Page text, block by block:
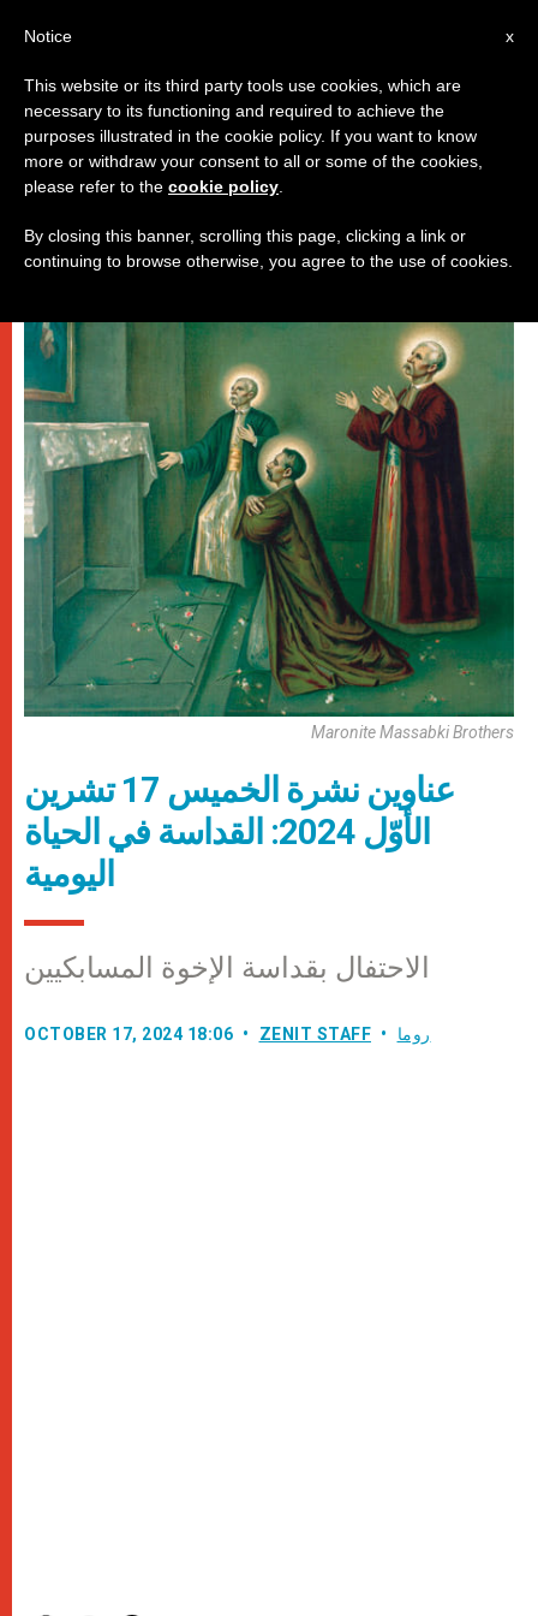
روما
Maronite Massabki Brothers
عناوين نشرة الخميس 17 تشرين
الأوّل 2024: القداسة في الحياة
اليومية
الاحتفال بقداسة الإخوة المسابكيين
OCTOBER 17, 2024 18:06 ZENIT STAFF روما
x
Notice
This website or its third party tools use cookies, which are
necessary to its functioning and required to achieve the
purposes illustrated in the cookie policy. If you want to know
more or withdraw your consent to all or some of the cookies,
please refer to the cookie policy
By closing this banner, scrolling this page, clicking a link or
continuing to browse otherwise, you agree to the use of cookies.